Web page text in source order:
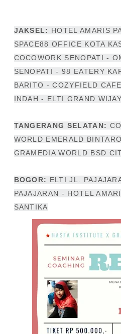
JAKSEL: HOTEL AMARIS
SPACE88 OFFICE KOTA
COCOWORK SENOPATI -
SENOPATI - 98 EATERY
BARITO - COZYFIELD
INDAH - ELTI GRAND
TANGERANG SELATAN:
WORLD EMERALD
GRAMEDIA WORLD BSD
BOGOR: ELTI JL.
PAJAJARAN - HOTEL
SANTIKA